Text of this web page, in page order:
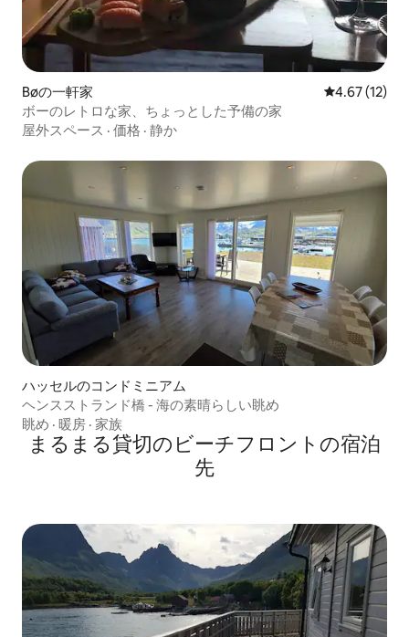
Bøの一軒家 レビュー12
4.67 (12)
ボーのレトロな家、ちょっとした予備の家
屋外スペース · 価格 · 静か
ハッセルのコンドミニアム
ヘンスストランド橋 - 海の素晴らしい眺め
眺め · 暖房 · 家族
まるまる貸切のビーチフロントの宿泊
先